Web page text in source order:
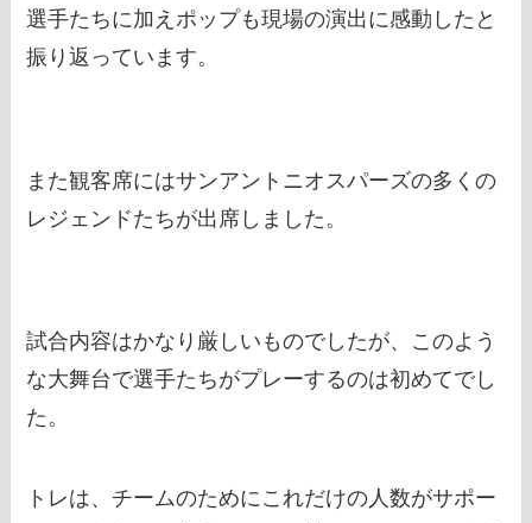
選手たちに加えポップも現場の演出に感動したと
振り返っています。
また観客席にはサンアントニオスパーズの多くの
レジェンドたちが出席しました。
試合内容はかなり厳しいものでしたが、このよう
な大舞台で選手たちがプレーするのは初めてでし
た。
トレは、チームのためにこれだけの人数がサポー